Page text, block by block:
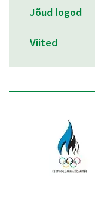
Jõud logod
Viited